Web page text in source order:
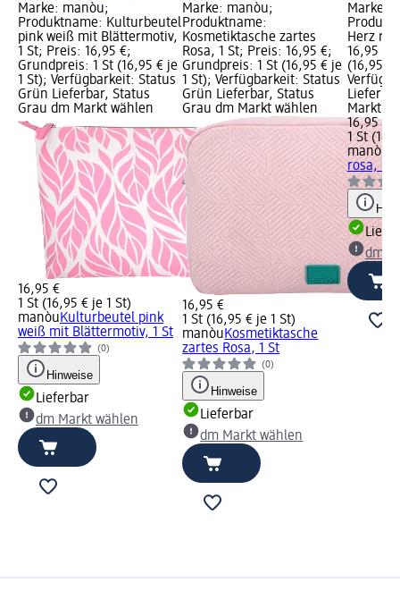
Marke: manòu;
Produktname: Kulturbeutel
pink weiß mit Blättermotiv,
1 St; Preis: 16,95 €;
Grundpreis: 1 St (16,95 € je
1 St); Verfügbarkeit: Status
Grün Lieferbar, Status
Grau dm Markt wählen
16,95 €
1 St (16,95 € je 1 St)
manòuKulturbeutel pink
weiß mit Blättermotiv, 1 St
(0)
Hinweise
Lieferbar
dm Markt wählen
Marke: manòu;
Produktname:
Kosmetiktasche zartes
Rosa, 1 St; Preis: 16,95 €;
Grundpreis: 1 St (16,95 € je
1 St); Verfügbarkeit: Status
Grün Lieferbar, Status
Grau dm Markt wählen
16,95 €
1 St (16,95 € je 1 St)
manòuKosmetiktasche
zartes Rosa, 1 St
(0)
Hinweise
Lieferbar
dm Markt wählen
Marke:
Herz
16,95 €;
(16,95 €
Markt
16,95 €
1 St
manòu
rosa, 1
dm